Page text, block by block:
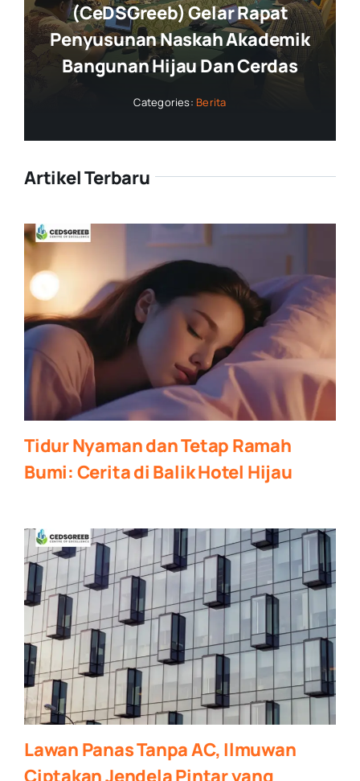
(CeDSGreeb) Gelar Rapat
Penyusunan Naskah Akademik
Bangunan Hijau Dan Cerdas
Categories: Berita
Artikel Terbaru
Tidur Nyaman dan Tetap Ramah
Bumi: Cerita di Balik Hotel Hijau
Lawan Panas Tanpa AC, Ilmuwan